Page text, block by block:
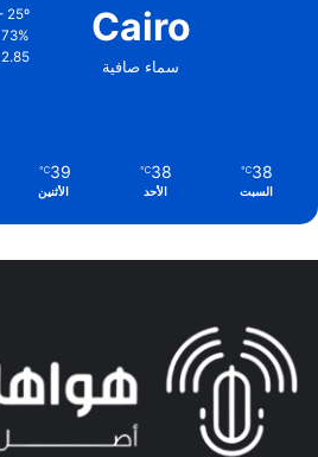
Cairo
سماء صافية
38º - 25º
73%
2.85 كيلومتر/ساعة
38
℃
السبت
38
℃
الأحد
39
℃
الأثنين